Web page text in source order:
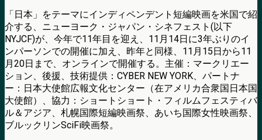
「日本」をテーマにインディペンデント短編映画を米国で紹
介する、ニューヨーク・ジャパン・シネフェスト(以下
NYJCF)が、今年で11年目を迎え、11月14日に3年ぶりのイ
ンパーソンでの開催に加え、昨年と同様、11月15日から11
月20日まで、オンラインで開催する。主催：マークリエー
ション、後援、技術提供：CYBER NEW YORK、パートナ
ー：日本大使館広報文化センター（在アメリカ合衆国日本国
大使館）、協力：ショートショート・フィルムフェスティバ
ル＆アジア、札幌国際短編映画祭、あいち国際女性映画祭、
ブルックリンSciFi映画祭。